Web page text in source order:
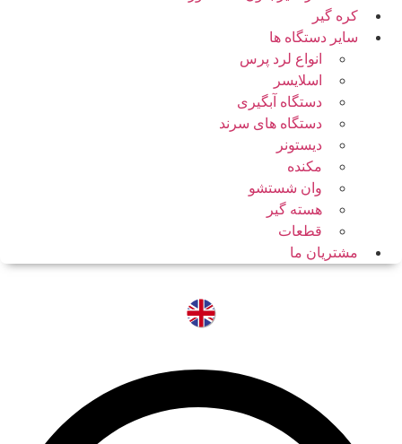
کره گیر
سایر دستگاه ها
انواع لرد پرس
اسلایسر
دستگاه آبگیری
دستگاه های سرند
دیستونر
مکنده
وان شستشو
هسته گیر
قطعات
مشتریان ما